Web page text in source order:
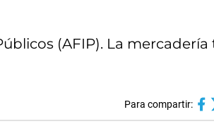
(AFIP). La mercadería
Para compartir: